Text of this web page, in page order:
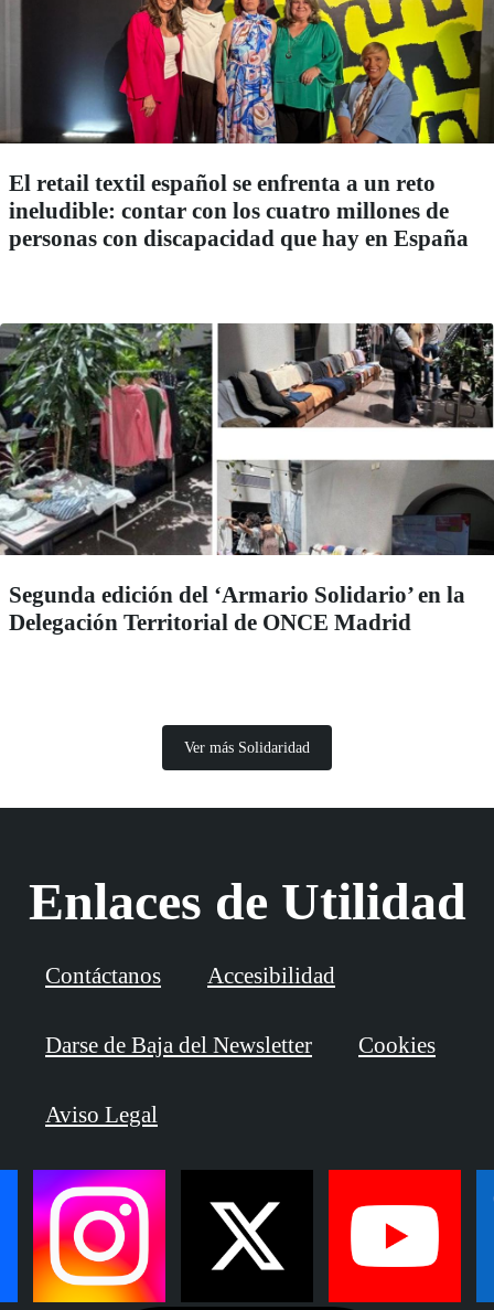
El retail textil español se enfrenta a un reto
ineludible: contar con los cuatro millones de
personas con discapacidad que hay en España
Segunda edición del ‘Armario Solidario’ en la
Delegación Territorial de ONCE Madrid
Ver más Solidaridad
Enlaces de Utilidad
Contáctanos Accesibilidad
Darse de Baja del Newsletter Cookies
Aviso Legal